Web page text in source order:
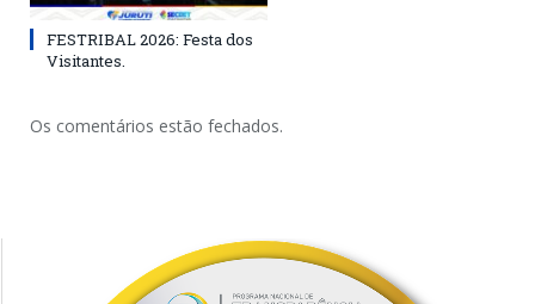
FESTRIBAL 2026: Festa dos
Visitantes.
Os comentários estão fechados.